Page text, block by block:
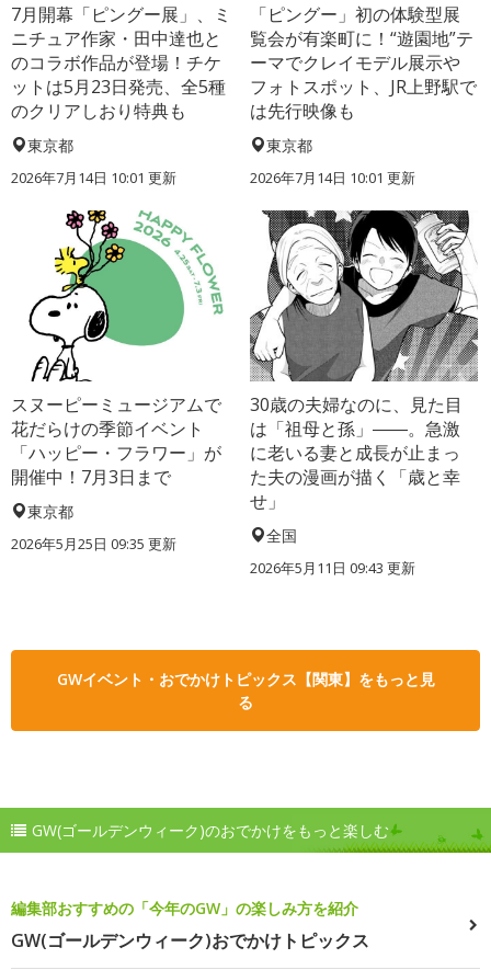
7月開幕「ピングー展」、ミ
ニチュア作家・田中達也と
のコラボ作品が登場！チケ
ットは5月23日発売、全5種
のクリアしおり特典も
東京都
2026年7月14日 10:01 更新
「ピングー」初の体験型展
覧会が有楽町に！“遊園地”テ
ーマでクレイモデル展示や
フォトスポット、JR上野駅で
は先行映像も
東京都
2026年7月14日 10:01 更新
スヌーピーミュージアムで
花だらけの季節イベント
「ハッピー・フラワー」が
開催中！7月3日まで
東京都
2026年5月25日 09:35 更新
30歳の夫婦なのに、見た目
は「祖母と孫」――。急激
に老いる妻と成長が止まっ
た夫の漫画が描く「歳と幸
せ」
全国
2026年5月11日 09:43 更新
GWイベント・おでかけトピックス【関東】をもっと見
る
GW(ゴールデンウィーク)のおでかけをもっと楽しむ
編集部おすすめの「今年のGW」の楽しみ方を紹介
GW(ゴールデンウィーク)おでかけトピックス